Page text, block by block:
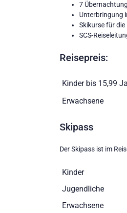
7
Unterbringung
Skikurse für die
SCS-
Reisepreis:
Kinder bis 15,99
Erwachsene
Skipass
Der Skipass ist im
Kinder
Jugendliche
Erwachsene